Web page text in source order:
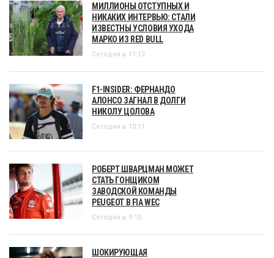
МИЛЛИОНЫ ОТСТУПНЫХ И
НИКАКИХ ИНТЕРВЬЮ: СТАЛИ
ИЗВЕСТНЫ УСЛОВИЯ УХОДА
МАРКО ИЗ RED BULL
Сегодня в 11:12
F1-INSIDER: ФЕРНАНДО
АЛОНСО ЗАГНАЛ В ДОЛГИ
НИКОЛУ ЦОЛОВА
Сегодня в 10:11
РОБЕРТ ШВАРЦМАН МОЖЕТ
СТАТЬ ГОНЩИКОМ
ЗАВОДСКОЙ КОМАНДЫ
PEUGEOT В FIA WEC
Сегодня в 9:10
ШОКИРУЮЩАЯ